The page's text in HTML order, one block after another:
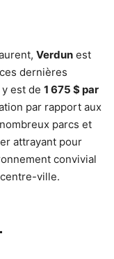
Verdun est
dernières
est de 1 675 $ par
par rapport aux
parcs et
attrayant pour
convivial
ville.